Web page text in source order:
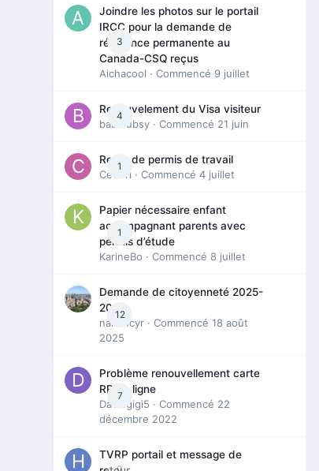
3
Joindre les photos sur le portail
IRCC pour la demande de
résidence permanente au
Canada-CSQ reçus
Aichacool · Commencé 9 juillet
4
Renouvelement du Visa visiteur
babibubsy · Commencé 21 juin
1
Refus de permis de travail
Cedbri · Commencé 4 juillet
1
Papier nécessaire enfant
accompagnant parents avec
permis d’étude
KarineBo · Commencé 8 juillet
12
Demande de citoyenneté 2025-
2026
nanancyr · Commencé 18 août
2025
7
Problème renouvellement carte
RP en ligne
Davidgigi5 · Commencé 22
décembre 2022
TVRP portail et message de